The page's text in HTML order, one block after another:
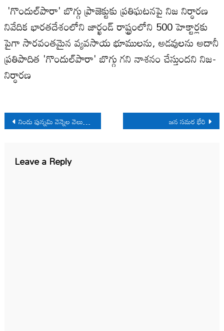
'గొందుల్‌పారా' బొగ్గు ప్రాజెక్టుకు ప్రతిఘటనపై నిజ నిర్ధారణ
నివేదిక భారతదేశంలోని జార్ఖండ్ రాష్ట్రంలోని 500 హెక్టార్లకు
పైగా సారవంతమైన వ్యవసాయ భూములను, అడవులను అదానీ
ప్రతిపాదిత 'గొందుల్‌పారా' బొగ్గు గని నాశనం చేస్తుందని నిజ-
నిర్ధారణ
Post
navigation
నిండు పున్నమి వెన్నెల వెలుగువై… జన సమర భేరి
Leave a Reply